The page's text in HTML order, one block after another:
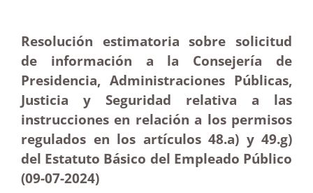
Resolución estimatoria sobre solicitud
de información a la Consejería de
Presidencia, Administraciones Públicas,
Justicia y Seguridad relativa a las
instrucciones en relación a los permisos
regulados en los artículos 48.a) y 49.g)
del Estatuto Básico del Empleado Público
(09-07-2024)